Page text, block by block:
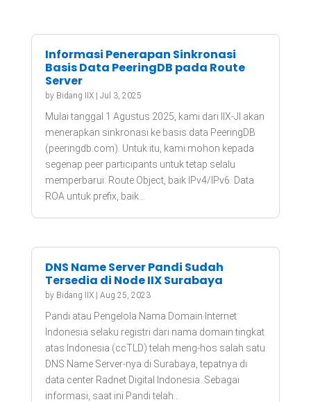
Informasi Penerapan Sinkronasi
Basis Data PeeringDB pada Route
Server
by Bidang IIX| Jul 3, 2025
Mulai tanggal 1 Agustus 2025, kami dari IIX-JI akan
menerapkan sinkronasi ke basis data PeeringDB
(peeringdb.com). Untuk itu, kami mohon kepada
segenap peer participants untuk tetap selalu
memperbarui: Route Object, baik IPv4/IPv6. Data
ROA untuk prefix, baik...
DNS Name Server Pandi Sudah
Tersedia di Node IIX Surabaya
by Bidang IIX| Aug 25, 2023
Pandi atau Pengelola Nama Domain Internet
Indonesia selaku registri dari nama domain tingkat
atas Indonesia (ccTLD) telah meng-hos salah satu
DNS Name Server-nya di Surabaya, tepatnya di
data center Radnet Digital Indonesia. Sebagai
informasi, saat ini Pandi telah...